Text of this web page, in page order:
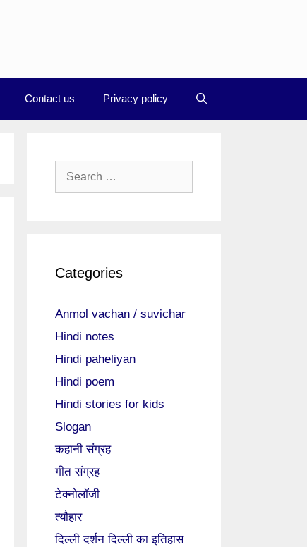
Contact us Privacy policy
Search
Categories
Anmol vachan / suvichar
Hindi notes
Hindi paheliyan
Hindi poem
Hindi stories for kids
Slogan
कहानी संग्रह
गीत संग्रह
टेक्नोलॉजी
त्यौहार
दिल्ली दर्शन दिल्ली का इतिहास